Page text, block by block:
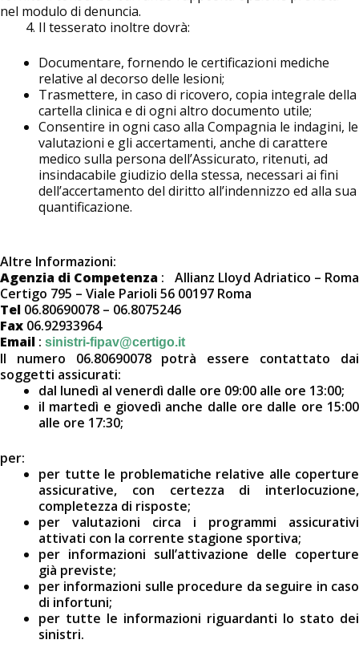
nel modulo di denuncia.
Il tesserato inoltre dovrà:
Documentare, fornendo le certificazioni mediche
relative al decorso delle lesioni;
Trasmettere, in caso di ricovero, copia integrale della
cartella clinica e di ogni altro documento utile;
Consentire in ogni caso alla Compagnia le indagini, le
valutazioni e gli accertamenti, anche di carattere
medico sulla persona dell’Assicurato, ritenuti, ad
insindacabile giudizio della stessa, necessari ai fini
dell’accertamento del diritto all’indennizzo ed alla sua
quantificazione.
Altre Informazioni:
Agenzia di Competenza : Allianz Lloyd Adriatico – Roma
Certigo 795 – Viale Parioli 56 00197 Roma
Tel 06.80690078 – 06.8075246
Fax 06.92933964
Email : sinistri-fipav@certigo.it
Il numero 06.80690078 potrà essere contattato dai
soggetti assicurati:
dal lunedì al venerdì dalle ore 09:00 alle ore 13:00;
il martedì e giovedì anche dalle ore dalle ore 15:00
alle ore 17:30;
per:
per tutte le problematiche relative alle coperture
assicurative, con certezza di interlocuzione,
completezza di risposte;
per valutazioni circa i programmi assicurativi
attivati con la corrente stagione sportiva;
per informazioni sull’attivazione delle coperture
già previste;
per informazioni sulle procedure da seguire in caso
di infortuni;
per tutte le informazioni riguardanti lo stato dei
sinistri.